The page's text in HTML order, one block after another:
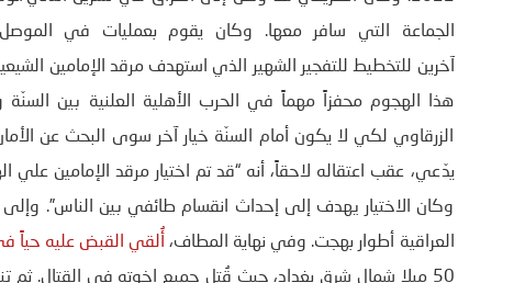
هذا الهجوم محفزاً مهماً في الحرب الأهلية العلنية بين
الزرقاوي لكي لا يكون أمام السنّة خيار آخر سوى البحث عن
يدّعي، عقب اعتقاله لاحقاً، أنه “قد تم اختيار مرقد الإمامين
وكان الاختيار يهدف إلى إحداث انقسام طائفي بين الناس”.
العراقية أطوار بهجت. وفي نهاية المطاف، أُلقي القبض عليه حياً في
50 ميلا شمال شرق بغداد، حيث قُتل جميع إخوته في القتال.